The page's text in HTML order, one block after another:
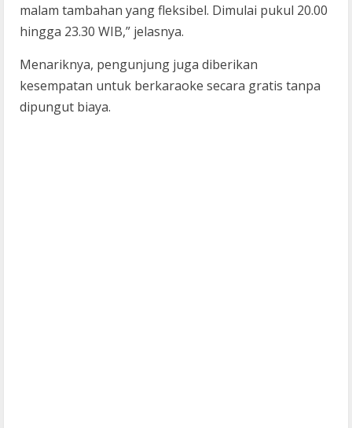
malam tambahan yang fleksibel. Dimulai pukul 20.00
hingga 23.30 WIB,” jelasnya.
Menariknya, pengunjung juga diberikan
kesempatan untuk berkaraoke secara gratis tanpa
dipungut biaya.